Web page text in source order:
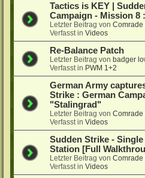
Tactics is KEY |
Campaign - Mission 8
Letzter Beitrag vonComrade
Verfasst inVideos
Re-Balance Patch
Letzter Beitrag vonbadger
Verfasst in PWM 1+2
German Army
Strike : German
"Stalingrad"
Letzter Beitrag vonComrade
Verfasst inVideos
Sudden Strike -
Station [Full
Letzter Beitrag vonComrade
Verfasst inVideos